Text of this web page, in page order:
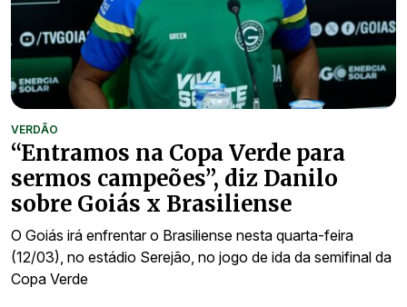
VERDÃO
“Entramos na Copa Verde para
sermos campeões”, diz Danilo
sobre Goiás x Brasiliense
O Goiás irá enfrentar o Brasiliense nesta quarta-feira
(12/03), no estádio Serejão, no jogo de ida da semifinal da
Copa Verde